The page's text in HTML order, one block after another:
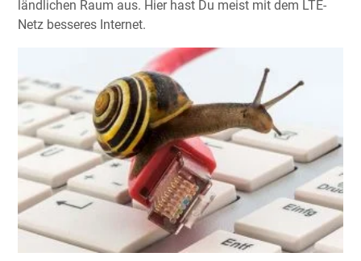
ländlichen Raum aus. Hier hast Du meist mit dem LTE-
Netz besseres Internet.